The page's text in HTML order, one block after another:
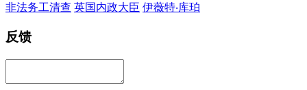
非法务工清查 英国内政大臣 伊薇特‧库珀
反馈